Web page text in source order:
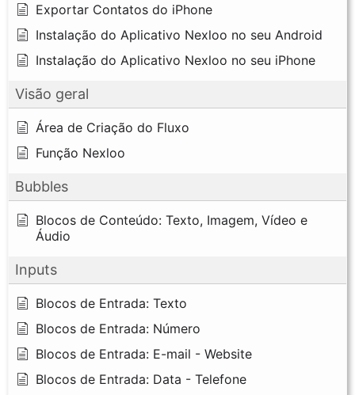
Exportar Contatos do iPhone
Instalação do Aplicativo Nexloo no seu Android
Instalação do Aplicativo Nexloo no seu iPhone
Visão geral
Área de Criação do Fluxo
Função Nexloo
Bubbles
Blocos de Conteúdo: Texto, Imagem, Vídeo e
Áudio
Inputs
Blocos de Entrada: Texto
Blocos de Entrada: Número
Blocos de Entrada: E-mail - Website
Blocos de Entrada: Data - Telefone